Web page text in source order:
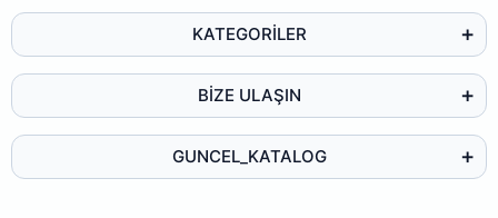
KATEGORİLER
BİZE ULAŞIN
GUNCEL_KATALOG